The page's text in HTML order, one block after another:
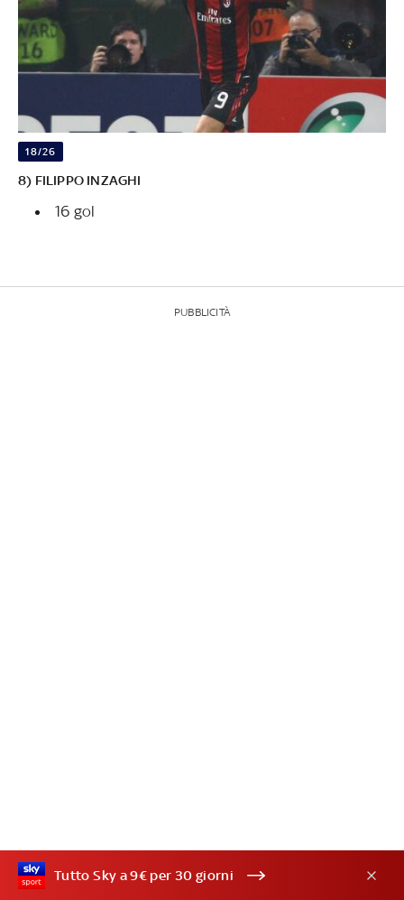
18/26
8) FILIPPO INZAGHI
16 gol
PUBBLICITÀ
Tutto Sky a 9€ per 30 giorni